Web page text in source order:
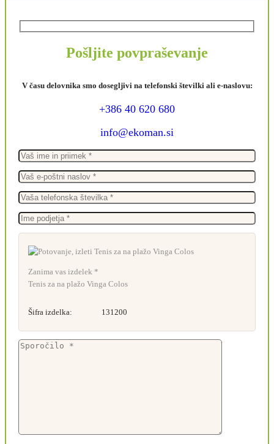
Pošljite povpraševanje
V času delovnika smo dosegljivi na telefonski številki ali e-naslovu:
+386 40 620 680
info@ekoman.si
Zanima vas izdelek *
Tenis za na plažo Vinga Colos
Šifra izdelka: 131200